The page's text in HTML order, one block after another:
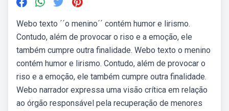
Webo texto ´´o menino´´ contém humor e lirismo.
Contudo, além de provocar o riso e a emoção, ele
também cumpre outra finalidade. Webo texto o menino
contém humor e lirismo. Contudo, além de provocar o
riso e a emoção, ele também cumpre outra finalidade.
Webo narrador expressa uma visão crítica em relação
ao órgão responsável pela recuperação de menores